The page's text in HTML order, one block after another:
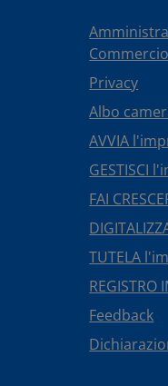
Privacy
Albo
AVVIA
GESTISCI
FAI
TUTELA
REGISTRO
Feedback